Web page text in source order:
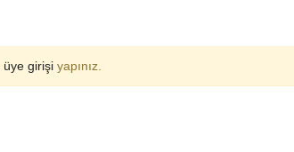
üye girişi yapınız.